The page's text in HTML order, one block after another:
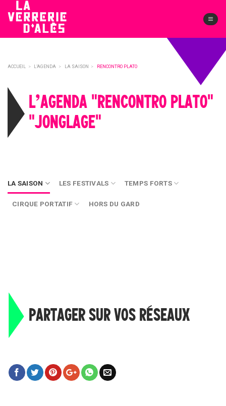
content
ACCUEIL > L’AGENDA > LA SAISON > RENCONTRO PLATO
L’AGENDA "RENCONTRO PLATO"
"JONGLAGE"
LA SAISON LES FESTIVALS TEMPS FORTS
CIRQUE PORTATIF HORS DU GARD
PARTAGER SUR VOS RÉSEAUX